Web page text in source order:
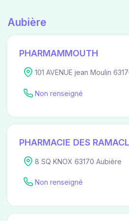
Aubière
PHARMAMMOUTH
101 AVENUE jean Moulin
Non renseigné
PHARMACIE DES
8 SQ KNOX 63170 Aubière
Non renseigné